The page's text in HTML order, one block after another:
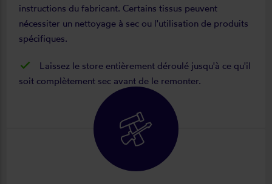
instructions du fabricant. Certains tissus peuvent
nécessiter un nettoyage à sec ou l'utilisation de produits
spécifiques.
Laissez le store entièrement déroulé jusqu'à ce qu'il
soit complètement sec avant de le remonter.